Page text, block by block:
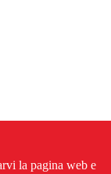
la pagina web e